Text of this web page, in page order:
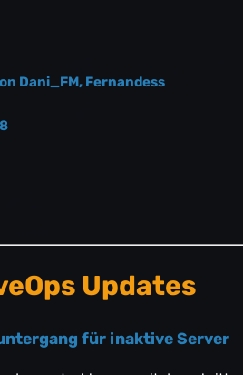
Dani_FM, Fernandess
Updates
für inaktive Server